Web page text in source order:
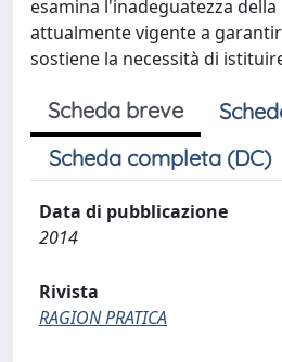
esamina l'inadeguatezza
attualmente vigente a
sostiene la necessità di
Scheda breve
Scheda completa (DC)
Data di pubblicazione
2014
Rivista
RAGION PRATICA